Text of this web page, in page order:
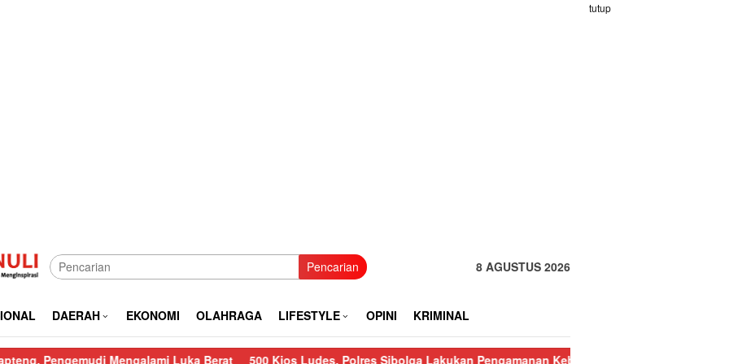
tutup
Pencarian 8 AGUSTUS 2026
DAERAH EKONOMI OLAHRAGA LIFESTYLE OPINI KRIMINAL
Mengalami Luka Berat 500 Kios Ludes, Polres Sibolga Lakukan Pengamanan Kebakaran Pasar Nauli